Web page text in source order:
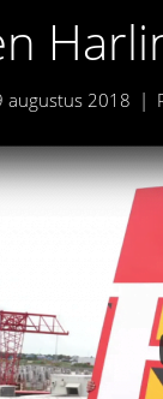
augustus 2018 |